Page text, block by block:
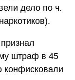
дело по ч.
штраф в 45
конфисковали